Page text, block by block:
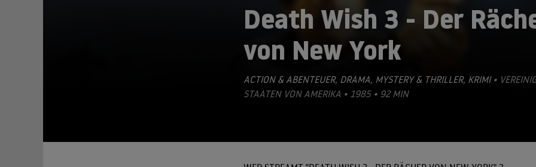
Death Wish 3 - Der
von New York
ACTION & ABENTEUER, DRAMA, MYSTERY & THRILLER, KRIMI•
STAATEN VON AMERIKA • 1985 • 92 MIN